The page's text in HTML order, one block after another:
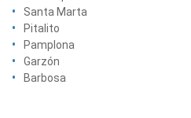
Santa Marta
Pitalito
Pamplona
Garzón
Barbosa